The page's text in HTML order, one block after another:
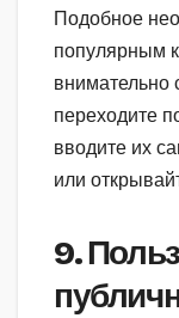
Подобное
популярным
внимательно
переходите
вводите их
или
9.